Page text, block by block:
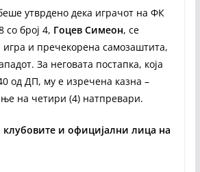
утврдено дека играчот на ФК
со број 4, Гоцев Симеон, се
игра и пречекорена самозаштита,
За неговата постапка, која
од ДП, му е изречена казна –
на четири (4) натпревари.
клубовите и официјални лица на